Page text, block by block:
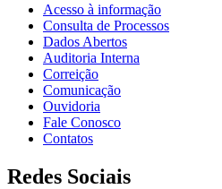
Acesso à informação
Consulta de Processos
Dados Abertos
Auditoria Interna
Correição
Comunicação
Ouvidoria
Fale Conosco
Contatos
Redes Sociais